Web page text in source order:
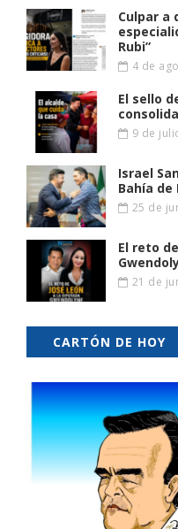
Culpar a
Rubi”
4 de
El sello
9 de
Israel
Bahía de
25 de
El reto
21 de
CARTÓN DE HOY